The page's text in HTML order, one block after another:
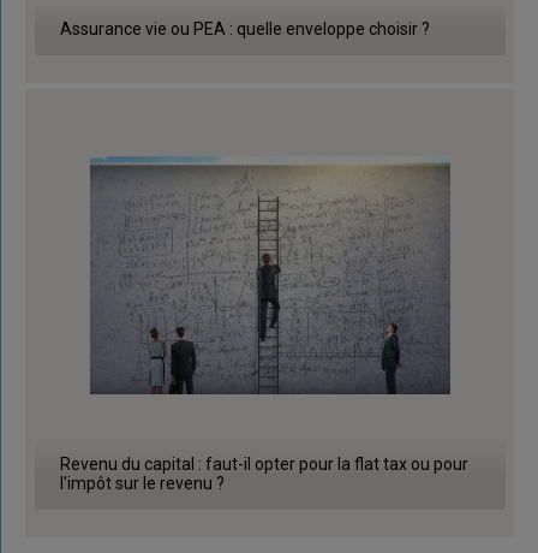
Assurance vie ou PEA : quelle enveloppe choisir ?
Revenu du capital : faut-il opter pour la flat tax ou pour
l'impôt sur le revenu ?